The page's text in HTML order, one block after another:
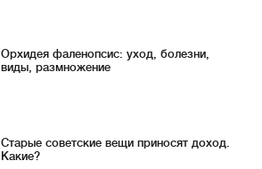
Орхидея фаленопсис: уход, болезни,
виды, размножение
Старые советские вещи приносят доход.
Какие?